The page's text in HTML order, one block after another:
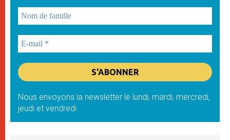
Nous envoyons la newsletter le lundi, mardi, mercredi,
jeudi et vendredi